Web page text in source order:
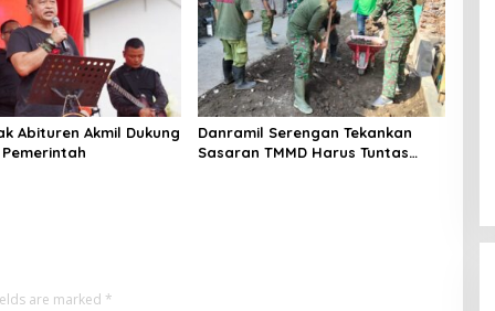
Abituren Akmil Dukung
Danramil Serengan Tekankan
Sasaran TMMD Harus Tuntas
are marked *